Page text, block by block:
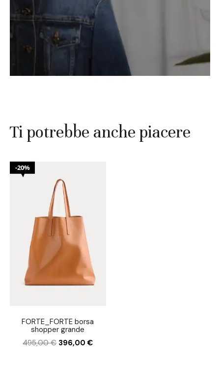
Ti potrebbe anche piacere
20%
FORTE_FORTE borsa
shopper grande
495,00€ 396,00€